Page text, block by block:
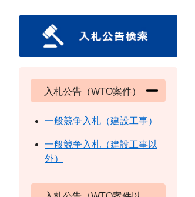
入札公告（WTO案件）
一般競争入札（建設工事）
一般競争入札（建設工事以
外）